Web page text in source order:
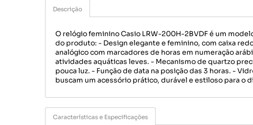
Descrição
O relógio feminino Casio LRW-200H-2BVDF é um
do produto: - Design elegante e feminino, com caixa
analógico com marcadores de horas em numeração
atividades aquáticas leves. - Mecanismo de quartzo
pouca luz. - Função de data na posição das 3 horas. -
buscam um acessório prático, durável e estiloso para o
Características e Especificações